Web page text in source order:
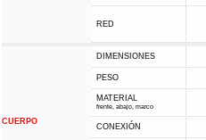
RED
CUERPO
DIMENSIONES
PESO
MATERIAL
frente, abajo, marco
CONEXIÓN